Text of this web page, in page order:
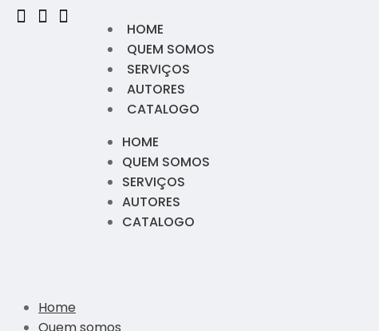
HOME
QUEM SOMOS
SERVIÇOS
AUTORES
CATALOGO
HOME
QUEM SOMOS
SERVIÇOS
AUTORES
CATALOGO
Home